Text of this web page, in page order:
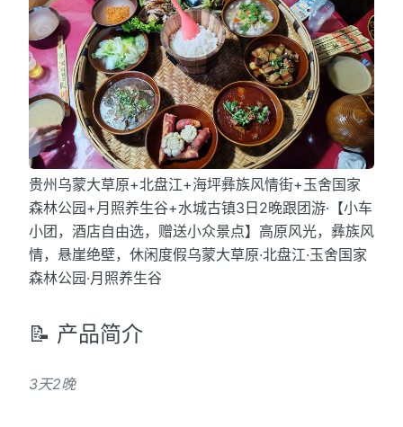
贵州乌蒙大草原+北盘江+海坪彝族风情街+玉舍国家
森林公园+月照养生谷+水城古镇3日2晚跟团游·【小车
小团，酒店自由选，赠送小众景点】高原风光，彝族风
情，悬崖绝壁，休闲度假乌蒙大草原·北盘江·玉舍国家
森林公园·月照养生谷
📝 产品简介
3天2晚